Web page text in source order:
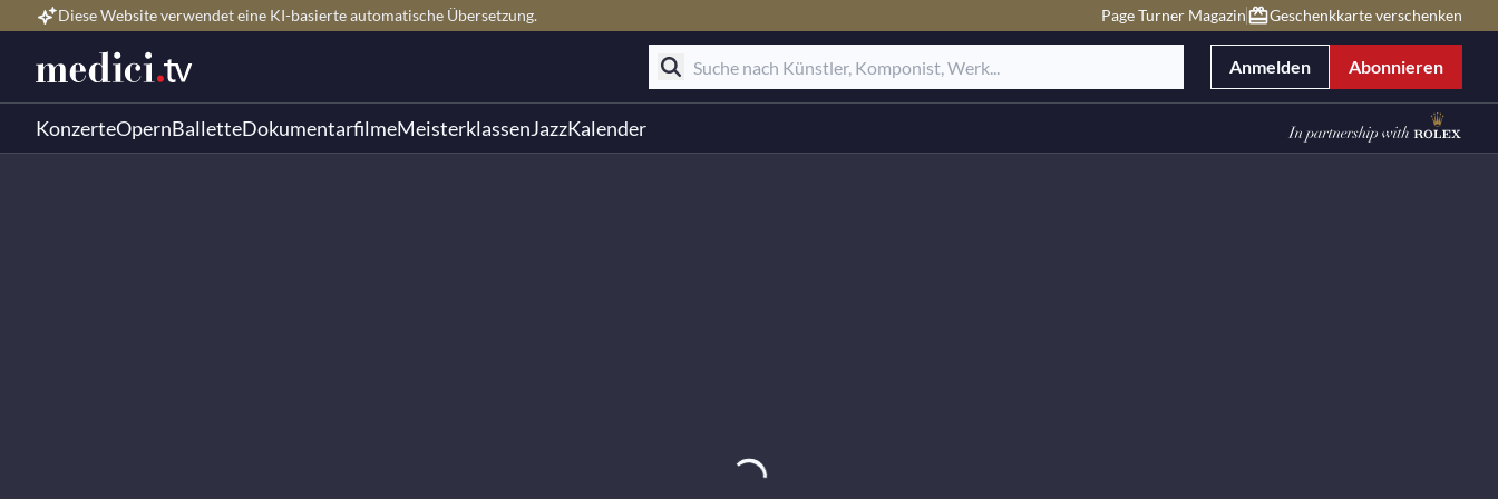
Diese Website verwendet eine KI-basierte automatische Übersetzung. Page Turner Magazin Geschenkkarte verschenken
Anmelden Abonnieren
KonzerteOpernBalletteDokumentarfilmeMeisterklassenJazzKalender